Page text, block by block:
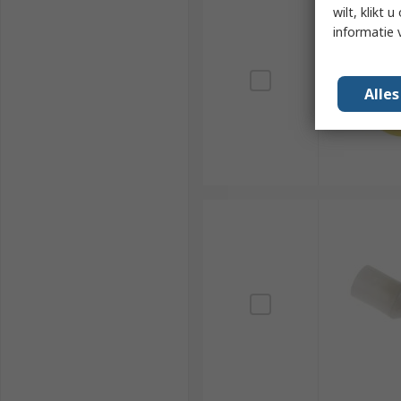
wilt, klikt u
informatie